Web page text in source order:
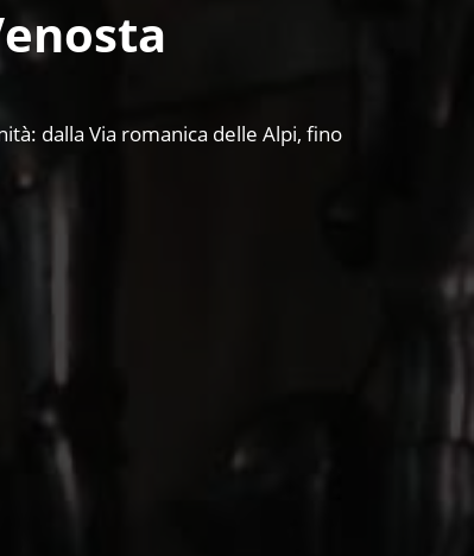
dalla Via romanica delle Alpi, fino